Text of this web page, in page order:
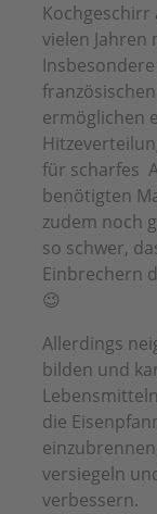
Kochgeschirr
vielen Jahren
ermöglichen
für scharfes
benötigten
zudem noch
so schwer,
Einbrechern
😉
Allerdings
bilden und
die
versiegeln
verbessern.